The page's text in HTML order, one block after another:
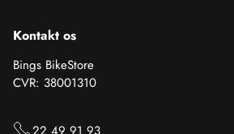
Kontakt os
Bings BikeStore
CVR: 38001310